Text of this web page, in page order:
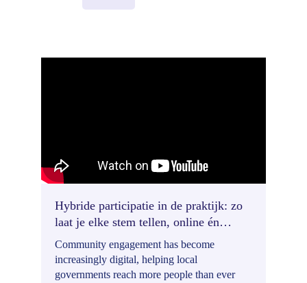
Hybride participatie in de praktijk: zo
laat je elke stem tellen, online én
offline
Community engagement has become
increasingly digital, helping local
governments reach more people than ever